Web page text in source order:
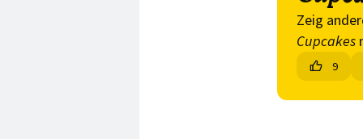
Zeig
Cupcakes
9